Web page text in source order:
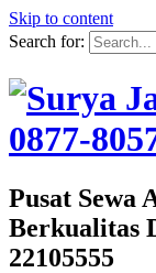
Skip to content
Search for:
Pusat Sewa
Berkualitas
22105555